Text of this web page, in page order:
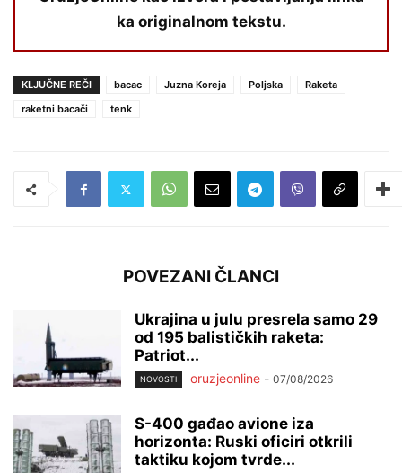
ka originalnom tekstu.
KLJUČNE REČI bacac Juzna Koreja Poljska
Raketa
raketni bacači
tenk
POVEZANI ČLANCI
Ukrajina u julu presrela samo 29
od 195 balističkih raketa:
Patriot...
NOVOSTI oruzjeonline - 07/08/2026
S-400 gađao avione iza
horizonta: Ruski oficiri otkrili
taktiku kojom tvrde...